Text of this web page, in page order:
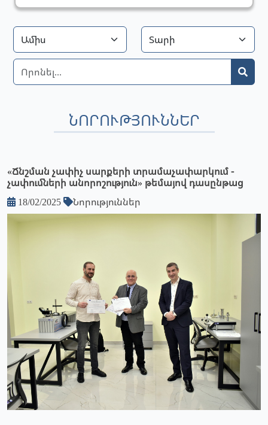
ՆՈՐՈՒԹՅՈՒՆՆԵՐ
«Ճնշման չափիչ սարքերի տրամաչափարկում -
չափումների անորոշություն» թեմայով դասընթաց
18/02/2025
Նորություններ